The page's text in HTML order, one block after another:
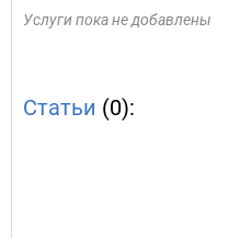
Услуги пока не добавлены
Статьи (0):